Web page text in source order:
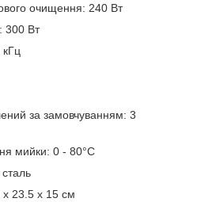
очищення: 240 Вт
300 Вт
за замовчуванням: 3
мийки: 0 - 80°C
x 23.5 x 15 см